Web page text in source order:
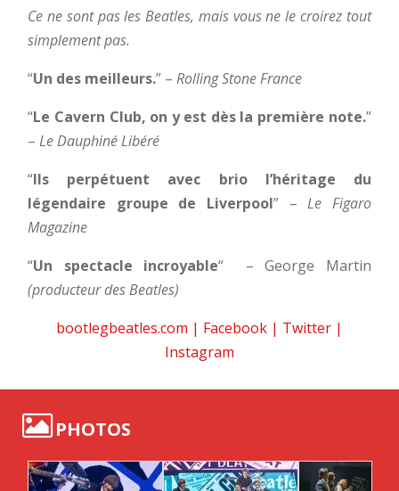
Ce ne sont pas les Beatles, mais vous ne le croirez tout
simplement pas.
“Un des meilleurs.” –Rolling Stone France
“Le Cavern Club, on y est dès la première note.”
–Le Dauphiné Libéré
“Ils perpétuent avec brio l’héritage du
légendaire groupe de Liverpool” –Le Figaro
Magazine
“Un spectacle incroyable“
– George Martin
(producteur des Beatles)
bootlegbeatles.com | Facebook | Twitter |
Instagram
PHOTOS